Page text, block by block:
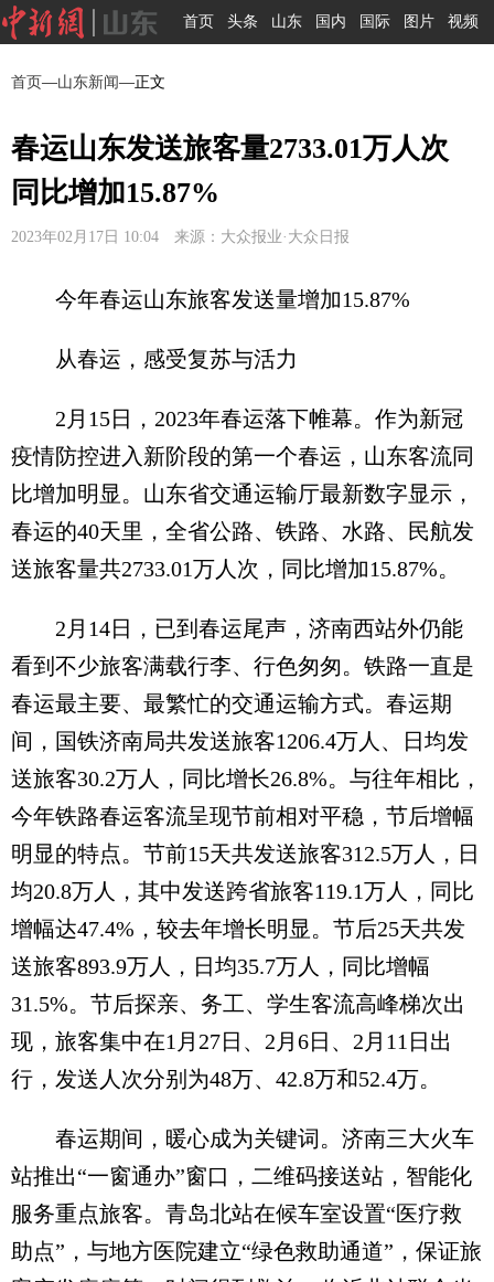
首页 头条 山东 国内 国际 图片 视频
首页—山东新闻—正文
春运山东发送旅客量2733.01万人次
同比增加15.87%
2023年02月17日 10:04 来源：大众报业·大众日报
今年春运山东旅客发送量增加15.87%
从春运，感受复苏与活力
2月15日，2023年春运落下帷幕。作为新冠
疫情防控进入新阶段的第一个春运，山东客流同
比增加明显。山东省交通运输厅最新数字显示，
春运的40天里，全省公路、铁路、水路、民航发
送旅客量共2733.01万人次，同比增加15.87%。
2月14日，已到春运尾声，济南西站外仍能
看到不少旅客满载行李、行色匆匆。铁路一直是
春运最主要、最繁忙的交通运输方式。春运期
间，国铁济南局共发送旅客1206.4万人、日均发
送旅客30.2万人，同比增长26.8%。与往年相比，
今年铁路春运客流呈现节前相对平稳，节后增幅
明显的特点。节前15天共发送旅客312.5万人，日
均20.8万人，其中发送跨省旅客119.1万人，同比
增幅达47.4%，较去年增长明显。节后25天共发
送旅客893.9万人，日均35.7万人，同比增幅
31.5%。节后探亲、务工、学生客流高峰梯次出
现，旅客集中在1月27日、2月6日、2月11日出
行，发送人次分别为48万、42.8万和52.4万。
春运期间，暖心成为关键词。济南三大火车
站推出“一窗通办”窗口，二维码接送站，智能化
服务重点旅客。青岛北站在候车室设置“医疗救
助点”，与地方医院建立“绿色救助通道”，保证旅